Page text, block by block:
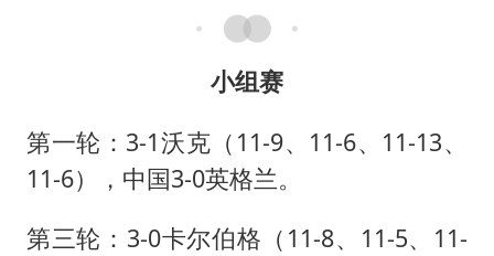
小组赛
第一轮：3-1沃克（11-9、11-6、11-13、
11-6），中国3-0英格兰。
第三轮：3-0卡尔伯格（11-8、11-5、11-